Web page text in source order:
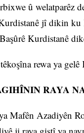
û
jî dikin
Kurdistanê
rewa ya
RAYA
Mafên Azadiyên